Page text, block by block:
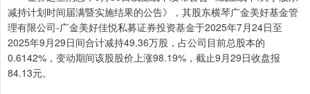
减持计划时间届满暨实施结果的公告》，其股东横琴广金美好基金管
理有限公司-广金美好佳悦私募证券投资基金于2025年7月24日至
2025年9月29日间合计减持49.36万股，占公司目前总股本的
0.6142%，变动期间该股股价上涨98.19%，截止9月29日收盘报
84.13元。